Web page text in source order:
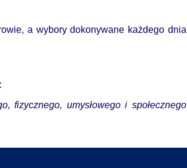
a wybory dokonywane każdego dnia
fizycznego, umysłowego i społecznego